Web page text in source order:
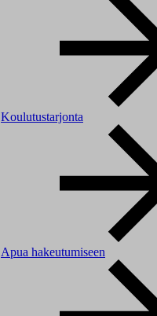
Koulutustarjonta
Apua hakeutumiseen